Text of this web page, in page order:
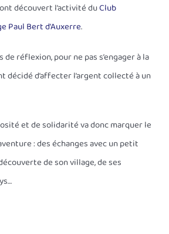
découvert l’activité duClub
Paul Bert d’Auxerre.
réflexion, pour ne pas s’engager à la
décidé d’affecter l’argent collecté à un
et de solidarité va donc marquer le
: des échanges avec un petit
de son village, de ses